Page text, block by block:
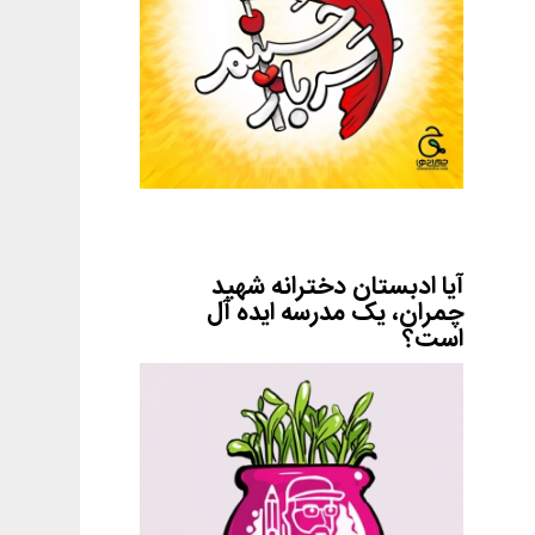
آیا ادبستان دخترانه شهید
چمران، یک مدرسه ایده آل
است؟